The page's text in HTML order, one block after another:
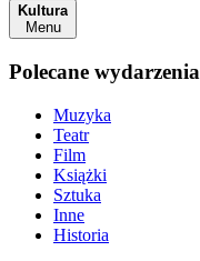
Kultura
Menu
Polecane wydarzenia
Muzyka
Teatr
Film
Książki
Sztuka
Inne
Historia